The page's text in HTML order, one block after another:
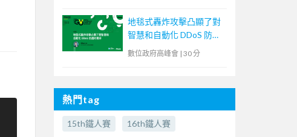
地毯式轟炸攻擊凸顯了對
智慧和自動化 DDoS 防護
的需求
數位政府高峰會 | 30 分
熱門tag
15th鐵人賽 16th鐵人賽